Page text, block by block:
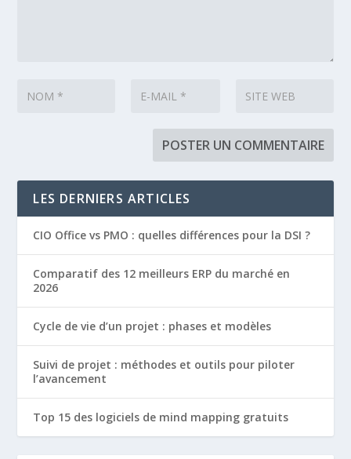
LES DERNIERS ARTICLES
CIO Office vs PMO : quelles différences pour la DSI ?
Comparatif des 12 meilleurs ERP du marché en
2026
Cycle de vie d’un projet : phases et modèles
Suivi de projet : méthodes et outils pour piloter
l’avancement
Top 15 des logiciels de mind mapping gratuits